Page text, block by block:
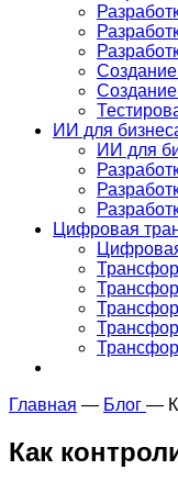
ИИ для
ИИ для
Цифровая
Главная — Блог —
Как